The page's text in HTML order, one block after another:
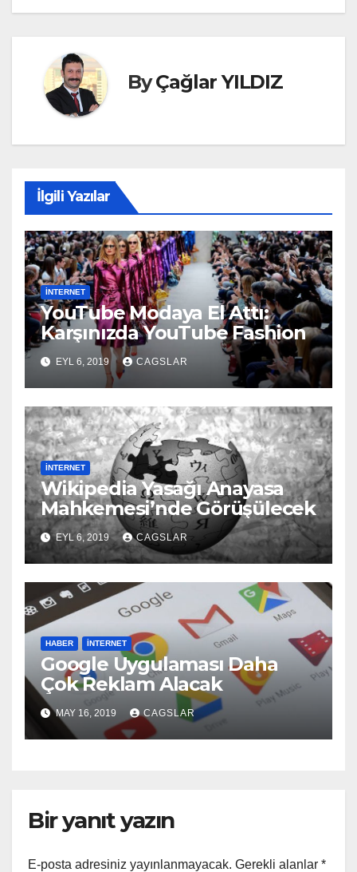
ByÇağlar YILDIZ
İlgili Yazılar
İNTERNET
YouTube Modaya El Attı:
Karşınızda YouTube Fashion
EYL 6, 2019 CAGSLAR
İNTERNET
Wikipedia Yasağı Anayasa
Mahkemesi’nde Görüşülecek
EYL 6, 2019 CAGSLAR
HABER İNTERNET
Google Uygulaması Daha
Çok Reklam Alacak
MAY 16, 2019 CAGSLAR
Bir yanıt yazın
E-posta adresiniz yayınlanmayacak. Gerekli alanlar *